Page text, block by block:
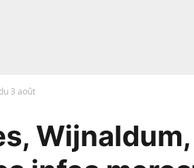
3 août
Wijnaldum,